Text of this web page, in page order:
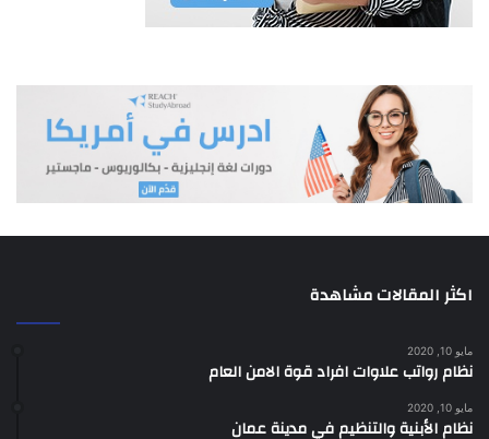
اكثر المقالات مشاهدة
مايو 10, 2020
نظام رواتب علاوات افراد قوة الامن العام
مايو 10, 2020
نظام الأبنية والتنظيم في مدينة عمان